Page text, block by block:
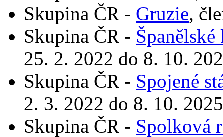
Skupina ČR - Gruzie,
Skupina ČR -
25. 2. 2022 do 8. 10.
Skupina ČR - Spojené
2. 3. 2022 do 8. 10. 2025
Skupina ČR - Spolková